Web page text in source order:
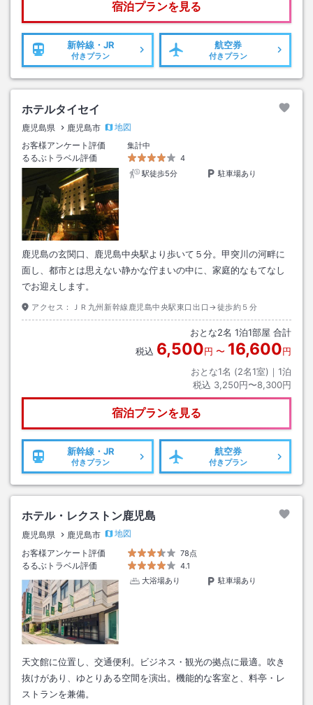
宿泊プランを見る
新幹線・JR
付きプラン
航空券
付きプラン
ホテルタイセイ
鹿児島県 鹿児島市
地図
お客様アンケート評価
集計中
るるぶトラベル評価
4
駅徒歩5分
駐車場あり
鹿児島の玄関口、鹿児島中央駅より歩いて５分。甲突川の河畔に
面し、都市とは思えない静かな佇まいの中に、家庭的なもてなし
でお迎えします。
アクセス： ＪＲ九州新幹線鹿児島中央駅東口出口→徒歩約５分
おとな2名 1泊1部屋 合計
税込 6,500円 〜 16,600円
おとな1名 (2名1室)｜ 1泊
税込 3,250円〜8,300円
宿泊プランを見る
新幹線・JR
付きプラン
航空券
付きプラン
ホテル・レクストン鹿児島
鹿児島県 鹿児島市
地図
お客様アンケート評価
78点
るるぶトラベル評価
4.1
大浴場あり
駐車場あり
天文館に位置し、交通便利。ビジネス・観光の拠点に最適。吹き
抜けがあり、ゆとりある空間を演出。機能的な客室と、料亭・レ
ストランを兼備。